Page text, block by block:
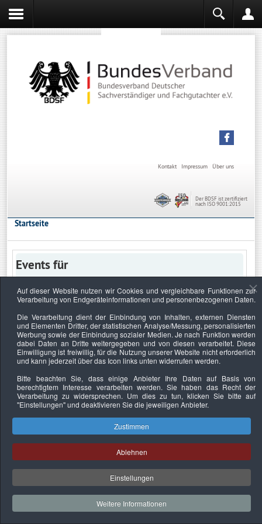
Über uns
Impressum
Kontakt
Der BDSF ist zertifiziert
nach ISO 9001:2015
Startseite
Events für
Keine Termine
Datenschutzerklärung Urheberrechtsnachweise Nachhaltigkeit
Copyright © 2026. Bundesverband Deutscher
Sachverständiger und Fachgutachter e.V..
Auf dieser Website nutzen wir Cookies und vergleichbare Funktionen zur
Verarbeitung von Endgeräteinformationen und personenbezogenen Daten.
Die Verarbeitung dient der Einbindung von Inhalten, externen Diensten
und Elementen Dritter, der statistischen Analyse/Messung, personalisierten
Werbung sowie der Einbindung sozialer Medien. Je nach Funktion werden
dabei Daten an Dritte weitergegeben und von diesen verarbeitet. Diese
Einwilligung ist freiwillig, für die Nutzung unserer Website nicht erforderlich
und kann jederzeit über das Icon links unten widerrufen werden.
Bitte beachten Sie, dass einige Anbieter Ihre Daten auf Basis von
berechtigtem Interesse verarbeiten werden. Sie haben das Recht der
Verarbeitung zu widersprechen. Um dies zu tun, klicken Sie bitte auf
"Einstellungen"und deaktivieren Sie die jeweiligen Anbieter.
Zustimmen
Ablehnen
Einstellungen
Weitere Informationen